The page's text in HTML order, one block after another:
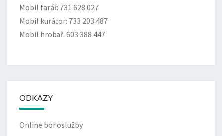
Mobil farář: 731 628 027
Mobil kurátor: 733 203 487
Mobil hrobař: 603 388 447
ODKAZY
Online bohoslužby